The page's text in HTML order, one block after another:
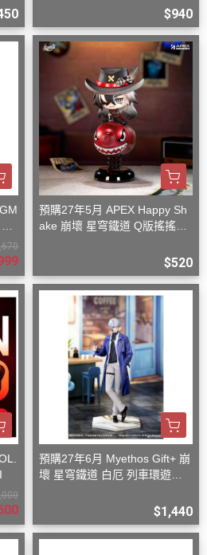
$940
預購27年5月 APEX Happy Sh
ake 崩壞 星穹鐵道 Q版搖搖樂
$520
預購27年6月 Myethos Gift+ 崩
壞 星穹鐵道 白厄 列車環遊記V
$1,440